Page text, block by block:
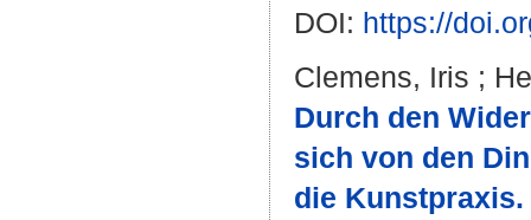
DOI: https://
Clemens, Iris ;
Durch den
sich von den
die Kunstpraxis.